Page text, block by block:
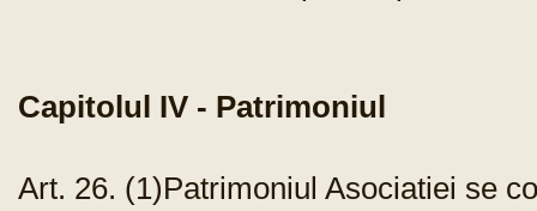
Capitolul IV - Patrimoniul
Art. 26. (1)Patrimoniul Asociatiei se